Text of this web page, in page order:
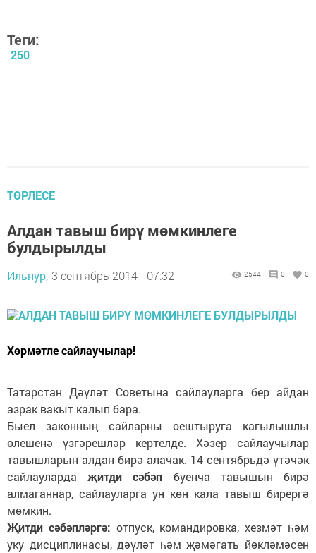
Теги:
250
ТӨРЛЕСЕ
Алдан тавыш бирү мөмкинлеге
булдырылды
Ильнур, 3 сентябрь 2014 - 07:32 2544 0 0
Хөрмәтле сайлаучылар!
Татарстан Дәүләт Советына сайлауларга бер айдан
азрак вакыт калып бара.
Быел законның сайларны оештыруга кагылышлы
өлешенә үзгәрешләр кертелде. Хәзер сайлаучылар
тавышларын алдан бирә алачак. 14 сентябрьдә үтәчәк
сайлаулардаҗитди сәбәп буенча тавышын бирә
алмаганнар, сайлауларга ун көн кала тавыш бирергә
мөмкин.
Җитди сәбәпләргә: отпуск, командировка, хезмәт һәм
уку дисциплинасы, дәүләт һәм җәмәгать йөкләмәсен